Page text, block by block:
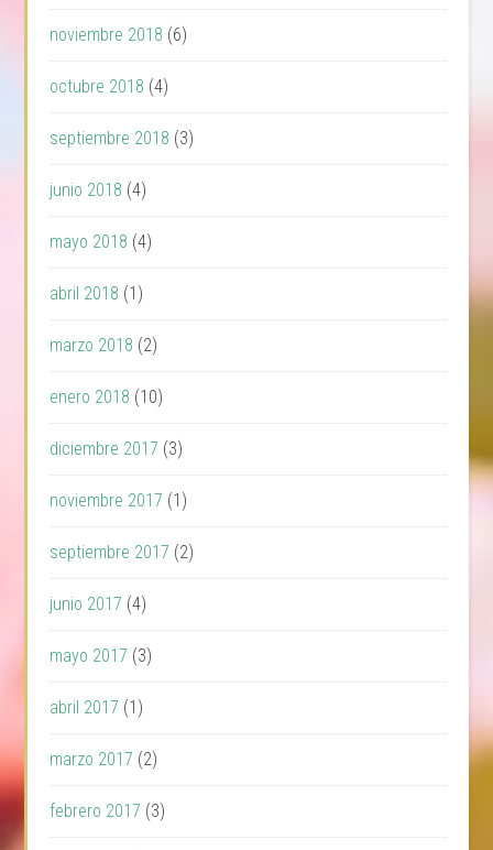
noviembre 2018 (6)
octubre 2018 (4)
septiembre 2018 (3)
junio 2018 (4)
mayo 2018 (4)
abril 2018 (1)
marzo 2018 (2)
enero 2018 (10)
diciembre 2017 (3)
noviembre 2017 (1)
septiembre 2017 (2)
junio 2017 (4)
mayo 2017 (3)
abril 2017 (1)
marzo 2017 (2)
febrero 2017 (3)